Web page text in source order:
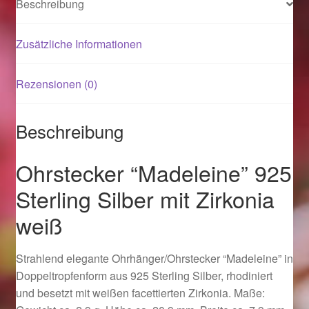
Logout
Ostergeschenke finden für Ostern 2015
Ostergeschenke finden für Ostern 2016
Ostergeschenke finden für Ostern 2017
Ostergeschenke finden für Ostern 2018
Beschreibung
Zusätzliche Informationen
Rezensionen (0)
Beschreibung
Ohrstecker “Madeleine” 925
Sterling Silber mit Zirkonia
weiß
Strahlend elegante Ohrhänger/Ohrstecker “Madeleine” in
Doppeltropfenform aus 925 Sterling Silber, rhodiniert
und besetzt mit weißen facettierten Zirkonia. Maße: